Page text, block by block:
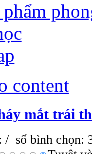
content
mắt trái
/ số bình chọn: